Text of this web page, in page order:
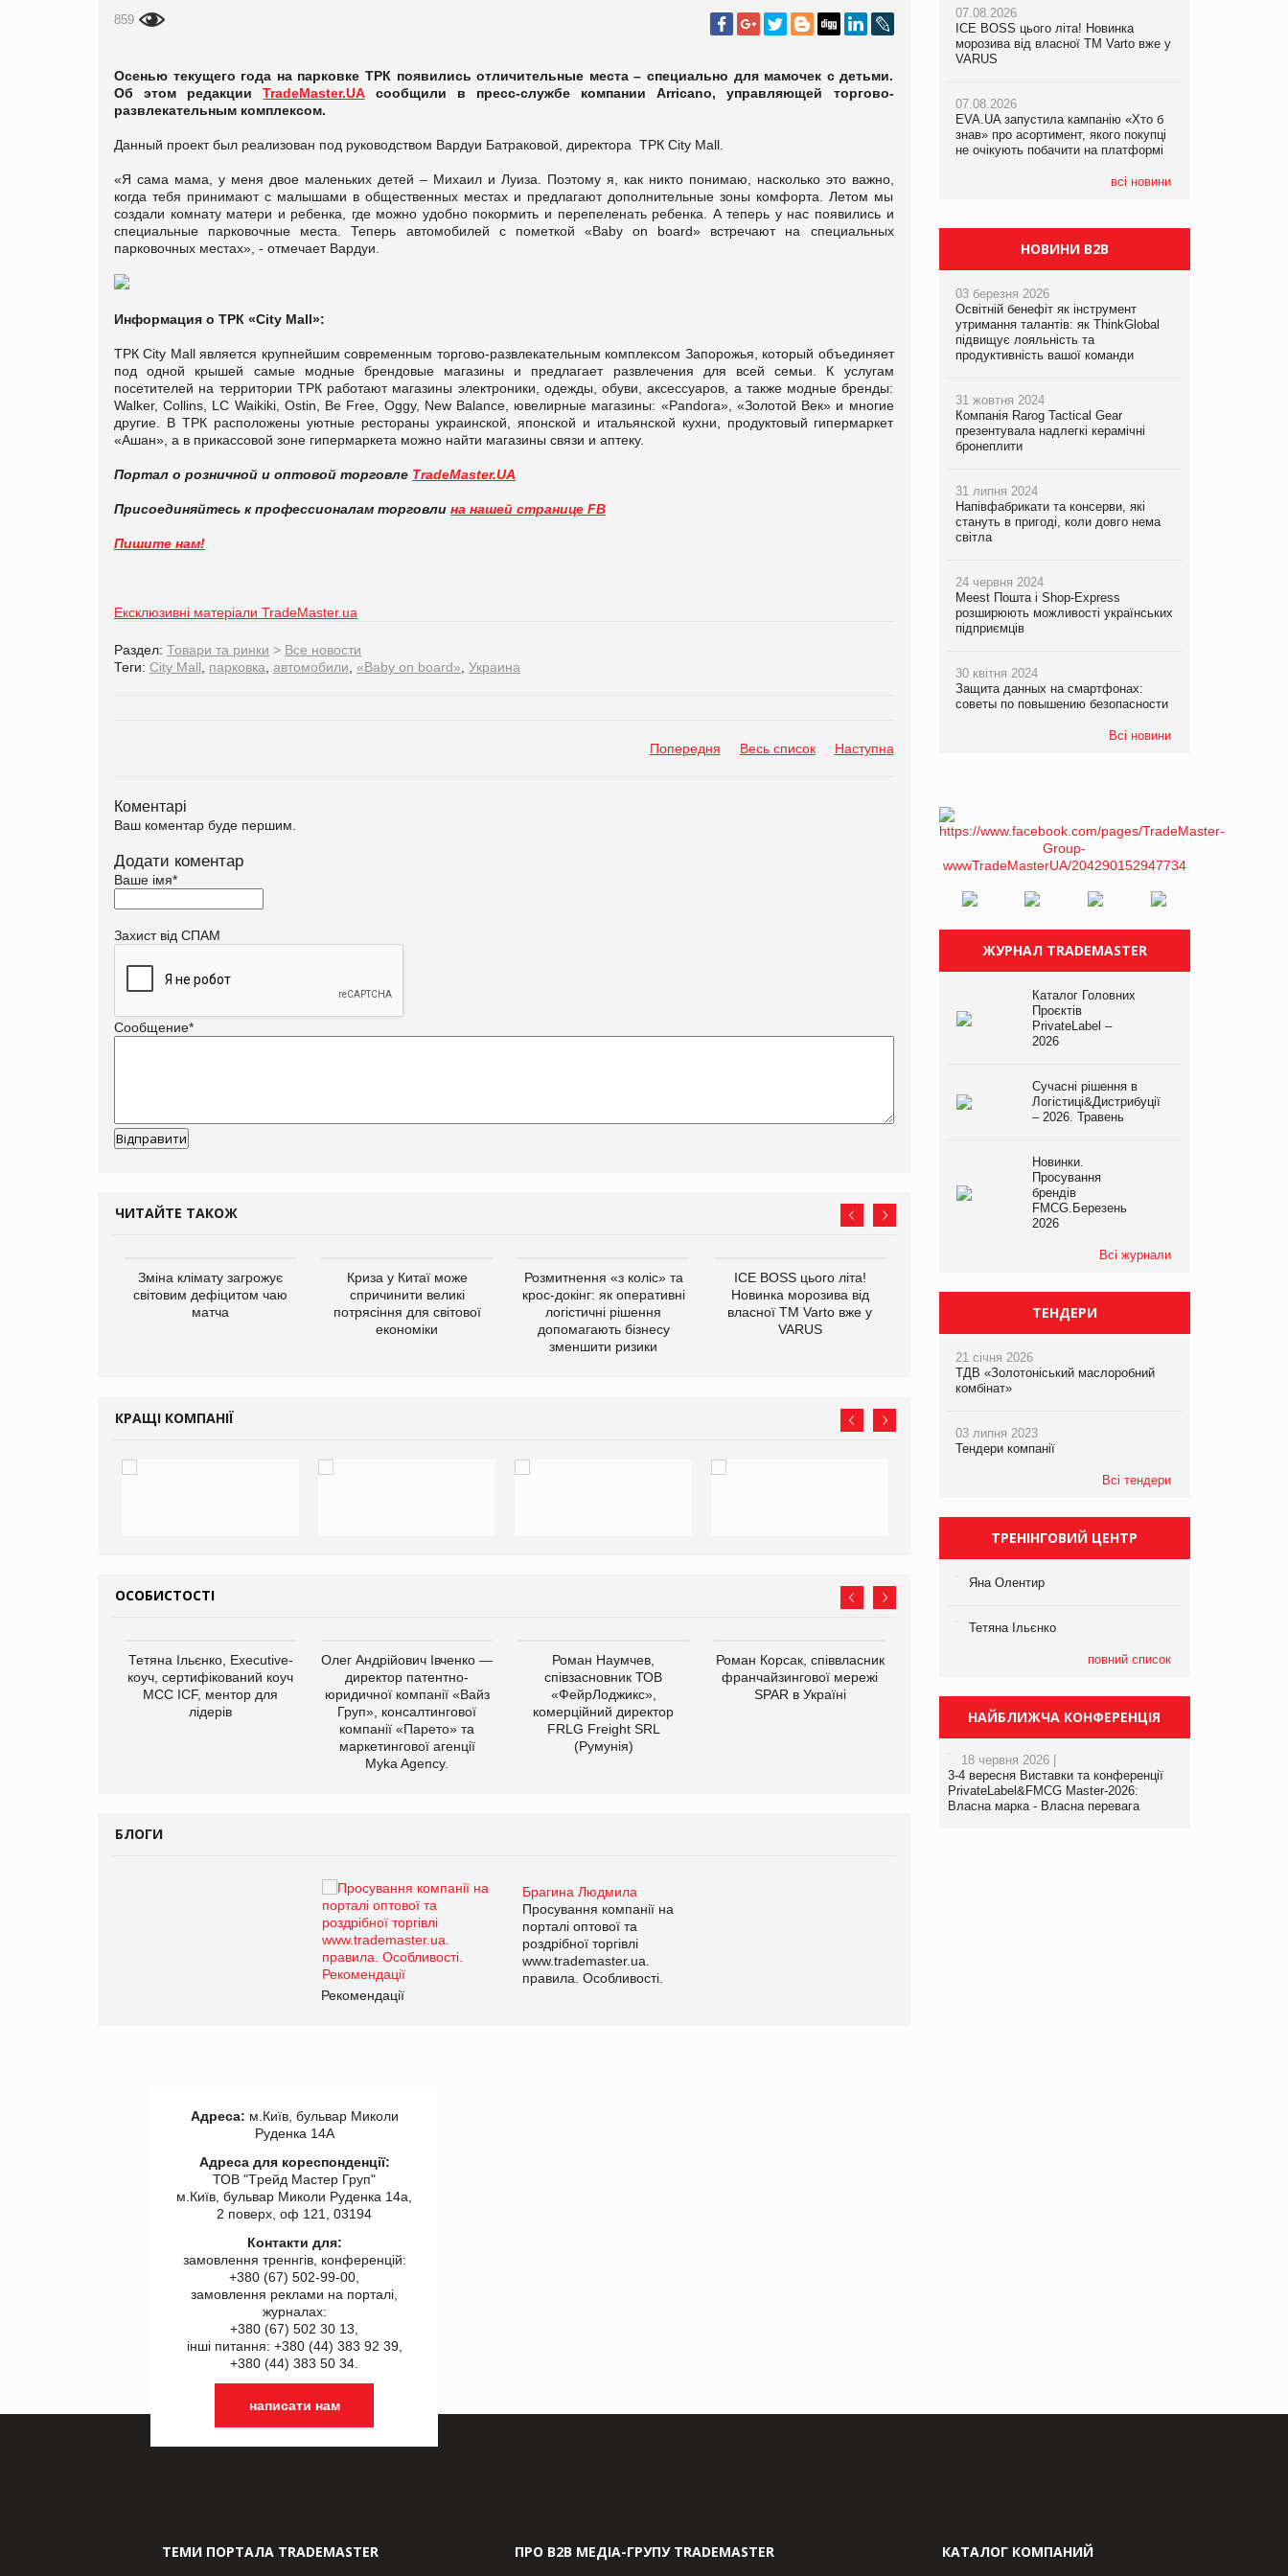
859
Осенью текущего года на парковке ТРК появились отличительные места – специально для мамочек с детьми.
Об этом редакцииTradeMaster.UAсообщили в пресс-службе компании Arricano, управляющей торгово-
развлекательным комплексом.
Данный проект был реализован под руководством Вардуи Батраковой, директора ТРК City Mall.
«Я сама мама, у меня двое маленьких детей – Михаил и Луиза. Поэтому я, как никто понимаю, насколько это важно,
когда тебя принимают с малышами в общественных местах и предлагают дополнительные зоны комфорта. Летом мы
создали комнату матери и ребенка, где можно удобно покормить и перепеленать ребенка. А теперь у нас появились и
специальные парковочные места. Теперь автомобилей с пометкой «Baby on board» встречают на специальных
парковочных местах», - отмечает Вардуи.
Информация о ТРК «City Mall»:
ТРК City Mall является крупнейшим современным торгово-развлекательным комплексом Запорожья, который объединяет
под одной крышей самые модные брендовые магазины и предлагает развлечения для всей семьи. К услугам
посетителей на территории ТРК работают магазины электроники, одежды, обуви, аксессуаров, а также модные бренды:
Walker, Collins, LC Waikiki, Ostin, Be Free, Oggy, New Balance, ювелирные магазины: «Pandora», «Золотой Век» и многие
другие. В ТРК расположены уютные рестораны украинской, японской и итальянской кухни, продуктовый гипермаркет
«Ашан», а в прикассовой зоне гипермаркета можно найти магазины связи и аптеку.
Портал о розничной и оптовой торговле TradeMaster.UA
Присоединяйтесь к профессионалам торговли на нашей странице FB
Пишите нам!
Ексклюзивні матеріали TradeMaster.ua
Раздел: Товари та ринки > Все новости
Теги: City Mall парковка автомобили «Baby on board» Украина
Попередня Весь список Наступна
Коментарі
Ваш коментар буде першим.
Додати коментар
Ваше імя*
Захист від СПАМ
Сообщение*
ЧИТАЙТЕ ТАКОЖ
Зміна клімату загрожує
світовим дефіцитом чаю
матча
Криза у Китаї може
спричинити великі
потрясіння для світової
економіки
Розмитнення «з коліс» та
крос-докінг: як оперативні
логістичні рішення
допомагають бізнесу
зменшити ризики
ICE BOSS цього літа!
Новинка морозива від
власної ТМ Varto вже у
VARUS
кампанію «Хто б знав» про
асортимент, якого покупці
збиток у першому півріччі
КРАЩІ КОМПАНІЇ
ОСОБИСТОСТІ
Тетяна Ільєнко, Executive-
коуч, сертифікований коуч
МСС ICF, ментор для
лідерів
Олег Андрійович Івченко —
директор патентно-
юридичної компанії «Вайз
Груп», консалтингової
компанії «Парето» та
маркетингової агенції
Myka Agency.
Роман Наумчев,
співзасновник ТОВ
«ФейрЛоджикс»,
комерційний директор
FRLG Freight SRL
(Румунія)
Роман Корсак, співвласник
франчайзингової мережі
SPAR в Україні
департаменту з
виробництва
Яна Сараніна, директор
БЛОГИ
Брагина Людмила
Просування компанії на
порталі оптової та
роздрібної торгівлі
www.trademaster.ua.
правила. Особливості.
Рекомендації
07.08.2026
ICE BOSS цього літа! Новинка
морозива від власної ТМ Varto вже у
VARUS
07.08.2026
EVA.UA запустила кампанію «Хто б
знав» про асортимент, якого покупці
не очікують побачити на платформі
всі новини
07.08.2026
ICE BOSS цього літа! Новинка
морозива від власної ТМ Varto вже у
VARUS
07.08.2026
EVA.UA запустила кампанію «Хто б
знав» про асортимент, якого покупці
не очікують побачити на платформі
07.08.2026
Франція заборонила рекламні дзвінки
НОВИНИ B2B
03 березня 2026
Освітній бенефіт як інструмент
утримання талантів: як ThinkGlobal
підвищує лояльність та
продуктивність вашої команди
31 жовтня 2024
Компанія Rarog Tactical Gear
презентувала надлегкі керамічні
бронеплити
31 липня 2024
Напівфабрикати та консерви, які
стануть в пригоді, коли довго нема
світла
24 червня 2024
Meest Пошта і Shop-Express
розширюють можливості українських
підприємців
30 квітня 2024
Защита данных на смартфонах:
советы по повышению безопасности
Всі новини
ЖУРНАЛ TRADEMASTER
Каталог Головних
Проєктів
PrivateLabel –
2026
Сучасні рішення в
Логістиці&Дистрибуції
– 2026. Травень
Новинки.
Просування
брендів
FMCG.Березень
2026
Всі журнали
ТЕНДЕРИ
21 січня 2026
ТДВ «Золотоніський маслоробний
комбінат»
03 липня 2023
Тендери компанії
Всі тендери
ТРЕНІНГОВИЙ ЦЕНТР
Яна Олентир
Тетяна Ільєнко
повний список
НАЙБЛИЖЧА КОНФЕРЕНЦІЯ
18 червня 2026 |
3-4 вересня Виставки та конференції
PrivateLabel&FMCG Master-2026:
Власна марка - Власна перевага
Адреса: м.Київ, бульвар Миколи
Руденка 14А
Адреса для кореспонденції:
ТОВ "Tрейд Мастер Груп"
м.Київ, бульвар Миколи Руденка 14а,
2 поверх, оф 121, 03194
Контакти для:
замовлення треннгів, конференцій:
+380 (67) 502-99-00,
замовлення реклами на порталі,
журналах:
+380 (67) 502 30 13,
інші питання: +380 (44) 383 92 39,
+380 (44) 383 50 34.
написати нам
ТЕМИ ПОРТАЛА TRADEMASTER ПРО В2В МЕДІА-ГРУПУ TRADEMASTER КАТАЛОГ КОМПАНИЙ